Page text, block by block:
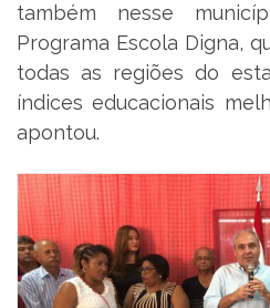
também nesse
Programa Escola Digna,
todas as regiões do
índices educacionais
apontou.